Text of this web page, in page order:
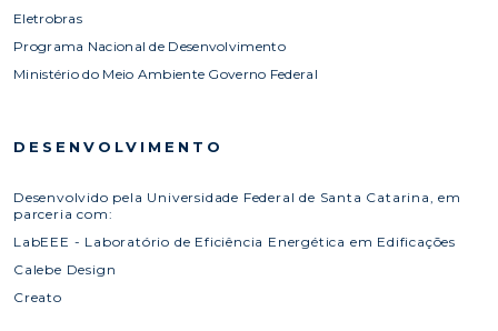
Eletrobras
Programa Nacional de Desenvolvimento
Ministério do Meio Ambiente Governo Federal
DESENVOLVIMENTO
Desenvolvido pela Universidade Federal de Santa Catarina, em
parceria com:
LabEEE - Laboratório de Eficiência Energética em Edificações
Calebe Design
Creato